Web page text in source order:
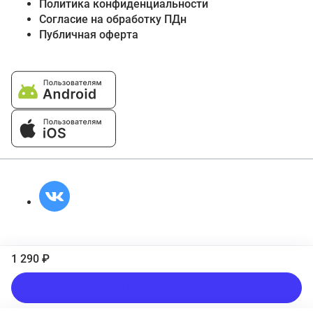
1 290 ₽
Политика конфиденциальности
Согласие на обработку ПДн
Публичная оферта